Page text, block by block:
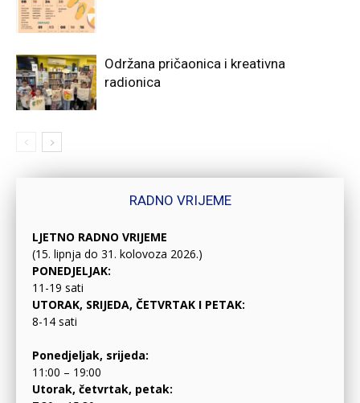
Održana pričaonica i kreativna
radionica
RADNO VRIJEME
LJETNO RADNO VRIJEME
(15. lipnja do 31. kolovoza 2026.)
PONEDJELJAK:
11-19 sati
UTORAK, SRIJEDA, ČETVRTAK I PETAK:
8-14 sati
Ponedjeljak, srijeda:
11:00 – 19:00
Utorak, četvrtak, petak: